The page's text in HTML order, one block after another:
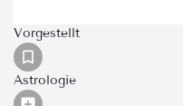
Vorgestellt
Astrologie